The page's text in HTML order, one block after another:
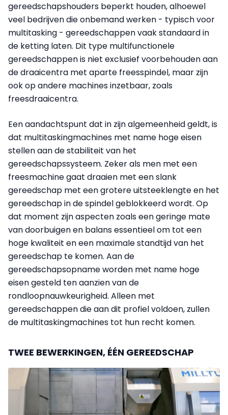
gereedschapshouders beperkt houden, alhoewel
veel bedrijven die onbemand werken - typisch voor
multitasking - gereedschappen vaak standaard in
de ketting laten. Dit type multifunctionele
gereedschappen is niet exclusief voorbehouden aan
de draaicentra met aparte freesspindel, maar zijn
ook op andere machines inzetbaar, zoals
freesdraaicentra.
Een aandachtspunt dat in zijn algemeenheid geldt, is
dat multitaskingmachines met name hoge eisen
stellen aan de stabiliteit van het
gereedschapssysteem. Zeker als men met een
freesmachine gaat draaien met een slank
gereedschap met een grotere uitsteeklengte en het
gereedschap in de spindel geblokkeerd wordt. Op
dat moment zijn aspecten zoals een geringe mate
van doorbuigen en balans essentieel om tot een
hoge kwaliteit en een maximale standtijd van het
gereedschap te komen. Aan de
gereedschapsopname worden met name hoge
eisen gesteld ten aanzien van de
rondloopnauwkeurigheid. Alleen met
gereedschappen die aan dit profiel voldoen, zullen
de multitaskingmachines tot hun recht komen.
TWEE BEWERKINGEN, ÉÉN GEREEDSCHAP